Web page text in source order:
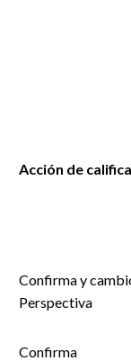
Acción de
Confirma y
Perspectiva
Confirma